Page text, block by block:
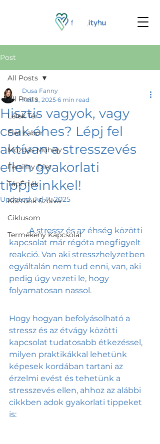
Post
All Posts
Lélek Tér
Élet Labor
Mozgás Műhely
Fertility Diet
TápÉrték
Köztünk Szólva
Ciklusom
Termékeny Kapcsolat
All Posts
Hisztis vagyok, vagy
csak éhes? Lépj fel
aktívan a stresszevés
ellen gyakorlati
tippjeinkkel!
Dusa Fanny
Feb 2, 2025 6 min read
Updated:Jul 11, 2025
	A stressz és az éhség közötti
kapcsolat már régóta megfigyelt
reakció. Van aki stresszhelyzetben
egyáltalán nem tud enni, van, aki
pedig úgy vezeti le, hogy
folyamatosan nassol.
Hogy hogyan befolyásolható a
stressz és az étvágy közötti
kapcsolat tudatosabb étkezéssel,
milyen praktikákkal lehetünk
képesek kordában tartani az
érzelmi evést és tehetünk a
stresszevés ellen, ahhoz az alábbi
cikkben adok gyakorlati tippeket
is: